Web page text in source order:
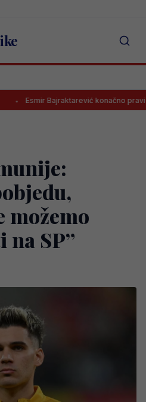
Bajraktarević konačno pravi veliki
možemo
SP”